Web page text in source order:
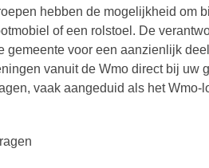
hebben de mogelijkheid om
of een rolstoel. De
gemeente voor een aanzienlijk
vanuit de Wmo direct bij uw
vaak aangeduid als het Wmo-